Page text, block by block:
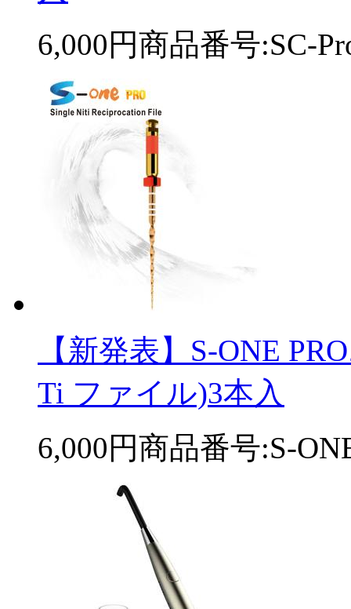
6,000円商品番号:SC-
【新発表】S-ONE
Ti ファイル)3本入
6,000円商品番号:S-